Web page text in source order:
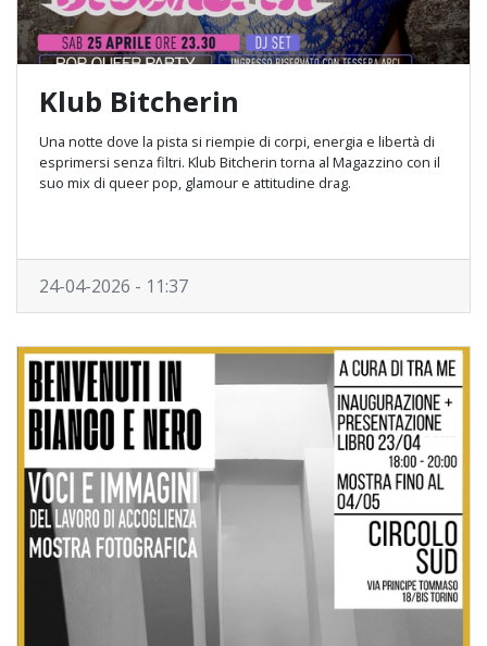
Klub Bitcherin
Una notte dove la pista si riempie di corpi, energia e libertà di
esprimersi senza filtri. Klub Bitcherin torna al Magazzino con il
suo mix di queer pop, glamour e attitudine drag.
24-04-2026 - 11:37